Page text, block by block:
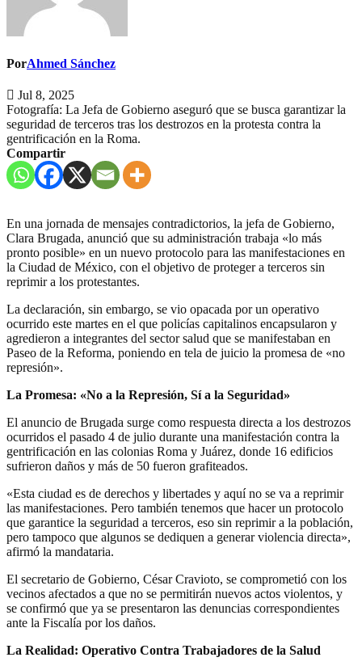
PorAhmed Sánchez
Jul 8, 2025
Fotografía: La Jefa de Gobierno aseguró que se busca garantizar la
seguridad de terceros tras los destrozos en la protesta contra la
gentrificación en la Roma.
Compartir
En una jornada de mensajes contradictorios, la jefa de Gobierno,
Clara Brugada, anunció que su administración trabaja «lo más
pronto posible» en un nuevo protocolo para las manifestaciones en
la Ciudad de México, con el objetivo de proteger a terceros sin
reprimir a los protestantes.
La declaración, sin embargo, se vio opacada por un operativo
ocurrido este martes en el que policías capitalinos encapsularon y
agredieron a integrantes del sector salud que se manifestaban en
Paseo de la Reforma, poniendo en tela de juicio la promesa de «no
represión».
La Promesa: «No a la Represión, Sí a la Seguridad»
El anuncio de Brugada surge como respuesta directa a los destrozos
ocurridos el pasado 4 de julio durante una manifestación contra la
gentrificación en las colonias Roma y Juárez, donde 16 edificios
sufrieron daños y más de 50 fueron grafiteados.
«Esta ciudad es de derechos y libertades y aquí no se va a reprimir
las manifestaciones. Pero también tenemos que hacer un protocolo
que garantice la seguridad a terceros, eso sin reprimir a la población,
pero tampoco que algunos se dediquen a generar violencia directa»,
afirmó la mandataria.
El secretario de Gobierno, César Cravioto, se comprometió con los
vecinos afectados a que no se permitirán nuevos actos violentos, y
se confirmó que ya se presentaron las denuncias correspondientes
ante la Fiscalía por los daños.
La Realidad: Operativo Contra Trabajadores de la Salud